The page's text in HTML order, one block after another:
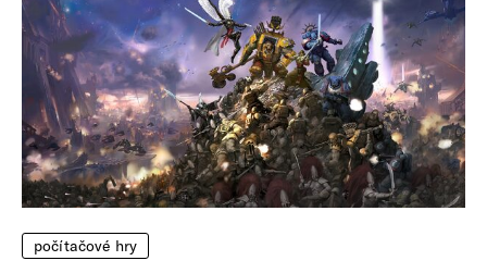
počítačové hry